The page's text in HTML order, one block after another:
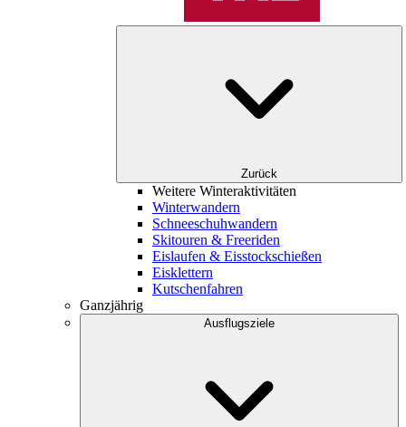
Zurück
Weitere Winteraktivitäten
Winterwandern
Schneeschuhwandern
Skitouren & Freeriden
Eislaufen & Eisstockschießen
Eisklettern
Kutschenfahren
Ganzjährig
Ausflugsziele